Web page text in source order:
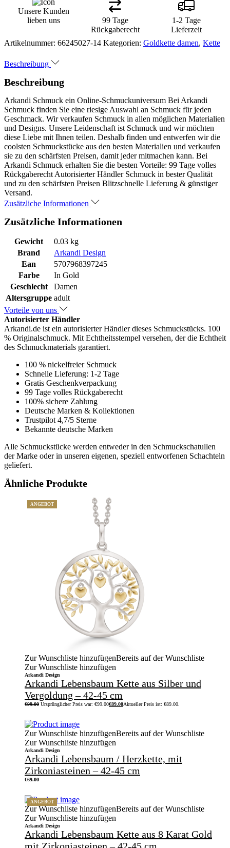
Unsere Kunden
lieben uns
99 Tage
Rückgaberecht
1-2 Tage
Lieferzeit
Artikelnummer: 66245027-14 Kategorien: Goldkette damen, Kette
Beschreibung
Beschreibung
Arkandi Schmuck ein Online-Schmuckuniversum Bei Arkandi
Schmuck finden Sie eine riesige Auswahl an Schmuck für jeden
Geschmack. Wir verkaufen Schmuck in allen möglichen Materialien
und Designs. Unsere Leidenschaft ist Schmuck und wir möchten
diese Liebe mit Ihnen teilen. Deshalb finden und entwerfen wir die
coolsten Schmuckstücke aus den besten Materialien und verkaufen
sie zu den schärfsten Preisen, damit jeder mitmachen kann. Bei
Arkandi Schmuck erhalten Sie die besten Vorteile: 99 Tage volles
Rückgaberecht Autorisierter Händler Schmuck in bester Qualität
und zu den schärfsten Preisen Blitzschnelle Lieferung & günstiger
Versand.
Zusätzliche Informationen
Zusätzliche Informationen
Gewicht
0.03 kg
Brand
Arkandi Design
Ean
5707968397245
Farbe
In Gold
Geschlecht
Damen
Altersgruppe adult
Vorteile von uns
Autorisierter Händler
Arkandi.de ist ein autorisierter Händler dieses Schmuckstücks. 100
% Originalschmuck. Mit Echtheitsstempel versehen, der die Echtheit
des Schmuckmaterials garantiert.
100 % nickelfreier Schmuck
Schnelle Lieferung: 1-2 Tage
Gratis Geschenkverpackung
99 Tage volles Rückgaberecht
100% sichere Zahlung
Deutsche Marken & Kollektionen
Trustpilot 4,7/5 Sterne
Bekannte deutsche Marken
Alle Schmuckstücke werden entweder in den Schmuckschatullen
der Marke oder in unseren eigenen, speziell entworfenen Schachteln
geliefert.
Ähnliche Produkte
ANGEBOT
Zur Wunschliste hinzufügenBereits auf der Wunschliste
Zur Wunschliste hinzufügen
Arkandi Design
Arkandi Lebensbaum Kette aus Silber und
Vergoldung – 42-45 cm
€99.00 Ursprünglicher Preis war: €99.00€89.00Aktueller Preis ist: €89.00.
Zur Wunschliste hinzufügenBereits auf der Wunschliste
Zur Wunschliste hinzufügen
Arkandi Design
Arkandi Lebensbaum / Herzkette, mit
Zirkoniasteinen – 42-45 cm
€69.00
ANGEBOT
Zur Wunschliste hinzufügenBereits auf der Wunschliste
Zur Wunschliste hinzufügen
Arkandi Design
Arkandi Lebensbaum Kette aus 8 Karat Gold